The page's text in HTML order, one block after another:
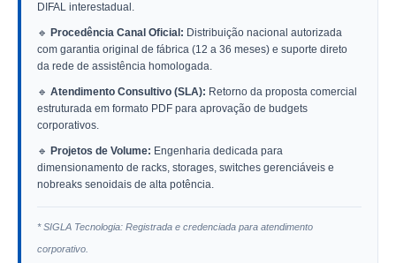
DIFAL interestadual.
🔹 Procedência Canal Oficial: Distribuição nacional autorizada
com garantia original de fábrica (12 a 36 meses) e suporte direto
da rede de assistência homologada.
🔹 Atendimento Consultivo (SLA): Retorno da proposta comercial
estruturada em formato PDF para aprovação de budgets
corporativos.
🔹 Projetos de Volume: Engenharia dedicada para
dimensionamento de racks, storages, switches gerenciáveis e
nobreaks senoidais de alta potência.
* SIGLA Tecnologia: Registrada e credenciada para atendimento
corporativo.